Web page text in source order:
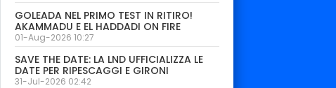
GOLEADA NEL PRIMO TEST IN RITIRO!
AKAMMADU E EL HADDADI ON FIRE
01-Aug-2026 10:27
SAVE THE DATE: LA LND UFFICIALIZZA LE
DATE PER RIPESCAGGI E GIRONI
31-Jul-2026 02:42